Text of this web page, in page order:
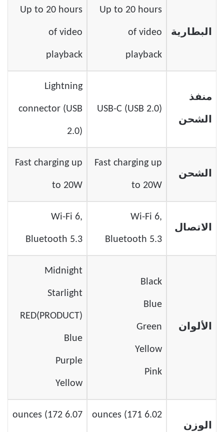
البطارية
Up to 20 hours
of video
playback
Up to 20 hours
of video
playback
منفذ
الشحن
USB-C (USB 2.0)
Lightning
connector (USB
2.0)
الشحن
Fast charging up
to 20W
Fast charging up
to 20W
الاتصال
Wi-Fi 6,
Bluetooth 5.3
Wi-Fi 6,
Bluetooth 5.3
الألوان
Black
Blue
Green
Yellow
Pink
Midnight
Starlight
(PRODUCT)RED
Blue
Purple
Yellow
الوزن
6.02 ounces (171
6.07 ounces (172